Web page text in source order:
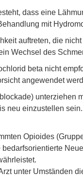
dass eine
mit
auftreten, die
Wechsel des
beta nicht
angewendet
unterziehen
neu einzustellen
Opioides
unter Umständen